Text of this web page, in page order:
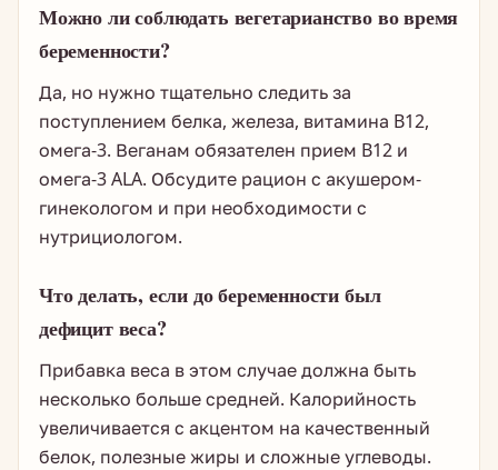
Можно ли соблюдать вегетарианство во время
беременности?
Да, но нужно тщательно следить за
поступлением белка, железа, витамина B12,
омега-3. Веганам обязателен прием B12 и
омега-3 ALA. Обсудите рацион с акушером-
гинекологом и при необходимости с
нутрициологом.
Что делать, если до беременности был
дефицит веса?
Прибавка веса в этом случае должна быть
несколько больше средней. Калорийность
увеличивается с акцентом на качественный
белок, полезные жиры и сложные углеводы.